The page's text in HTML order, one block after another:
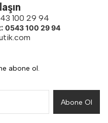
100 29 94
0543 100 29 94
abone ol.
Abone Ol